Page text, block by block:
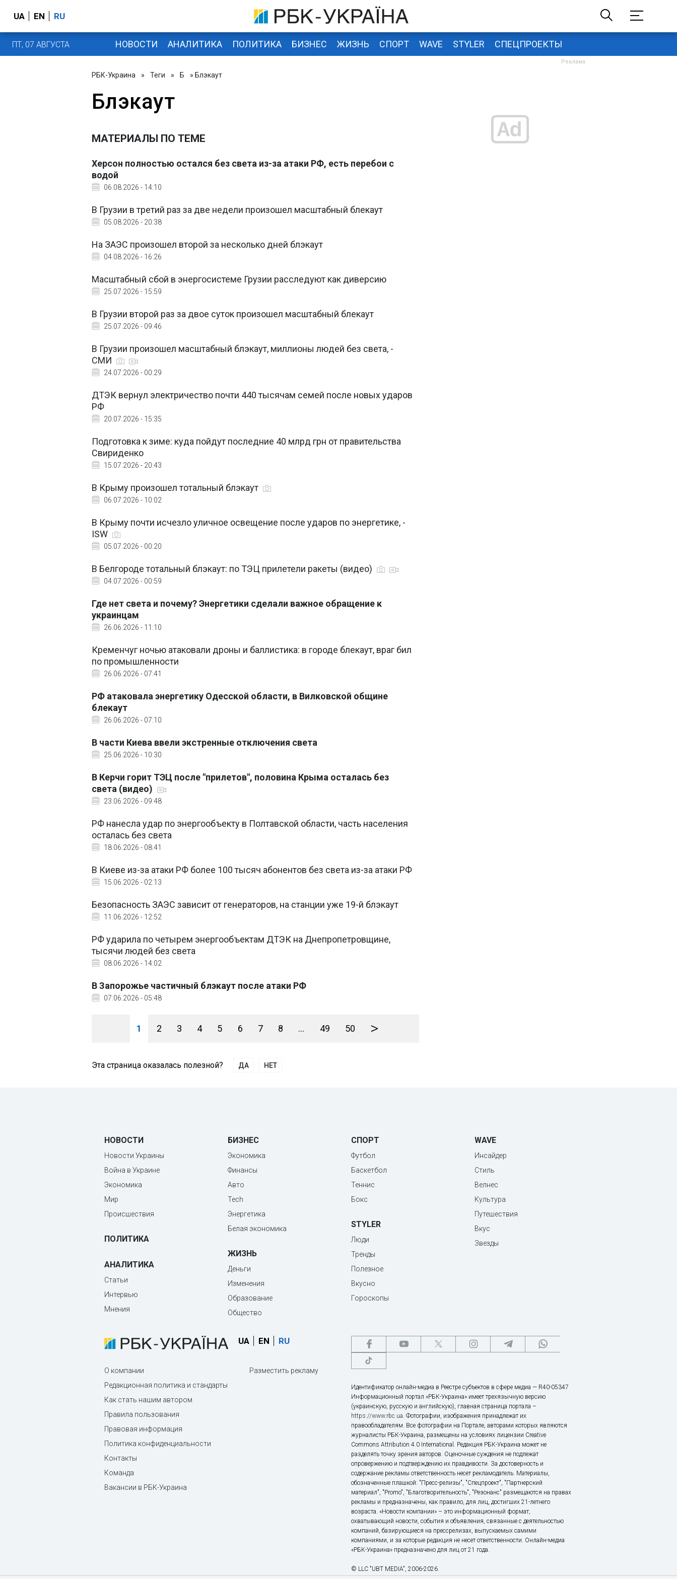
UA EN RU
ПТ, 07 АВГУСТА НОВОСТИ АНАЛИТИКА ПОЛИТИКА БИЗНЕС ЖИЗНЬ СПОРТ WAVE STYLER СПЕЦПРОЕКТЫ
РБК-Украина » Теги » Б » Блэкаут
Блэкаут
МАТЕРИАЛЫ ПО ТЕМЕ
Херсон полностью остался без света из-за атаки РФ, есть перебои с
водой
06.08.2026 - 14:10
В Грузии в третий раз за две недели произошел масштабный блекаут
05.08.2026 - 20:38
На ЗАЭС произошел второй за несколько дней блэкаут
04.08.2026 - 16:26
Масштабный сбой в энергосистеме Грузии расследуют как диверсию
25.07.2026 - 15:59
В Грузии второй раз за двое суток произошел масштабный блекаут
25.07.2026 - 09:46
В Грузии произошел масштабный блэкаут, миллионы людей без света, -
СМИ
24.07.2026 - 00:29
ДТЭК вернул электричество почти 440 тысячам семей после новых ударов
РФ
20.07.2026 - 15:35
Подготовка к зиме: куда пойдут последние 40 млрд грн от правительства
Свириденко
15.07.2026 - 20:43
В Крыму произошел тотальный блэкаут
06.07.2026 - 10:02
В Крыму почти исчезло уличное освещение после ударов по энергетике, -
ISW
05.07.2026 - 00:20
В Белгороде тотальный блэкаут: по ТЭЦ прилетели ракеты (видео)
04.07.2026 - 00:59
Где нет света и почему? Энергетики сделали важное обращение к
украинцам
26.06.2026 - 11:10
Кременчуг ночью атаковали дроны и баллистика: в городе блекаут, враг бил
по промышленности
26.06.2026 - 07:41
РФ атаковала энергетику Одесской области, в Вилковской общине
блекаут
26.06.2026 - 07:10
В части Киева ввели экстренные отключения света
25.06.2026 - 10:30
В Керчи горит ТЭЦ после "прилетов", половина Крыма осталась без
света (видео)
23.06.2026 - 09:48
РФ нанесла удар по энергообъекту в Полтавской области, часть населения
осталась без света
18.06.2026 - 08:41
В Киеве из-за атаки РФ более 100 тысяч абонентов без света из-за атаки РФ
15.06.2026 - 02:13
Безопасность ЗАЭС зависит от генераторов, на станции уже 19-й блэкаут
11.06.2026 - 12:52
РФ ударила по четырем энергообъектам ДТЭК на Днепропетровщине,
тысячи людей без света
08.06.2026 - 14:02
В Запорожье частичный блэкаут после атаки РФ
07.06.2026 - 05:48
1 2 3 4 5 6 7 8 ... 49 50 >
Эта страница оказалась полезной? ДА НЕТ
НОВОСТИ
Новости Украины
Война в Украине
Экономика
Мир
Происшествия
ПОЛИТИКА
АНАЛИТИКА
Статьи
Интервью
Мнения
БИЗНЕС
Экономика
Финансы
Авто
Tech
Энергетика
Белая экономика
ЖИЗНЬ
Деньги
Изменения
Образование
Общество
СПОРТ
Футбол
Баскетбол
Теннис
Бокс
STYLER
Люди
Тренды
Полезное
Вкусно
Гороскопы
WAVE
Инсайдер
Стиль
Велнес
Культура
Путешествия
Вкус
Звезды
UA EN RU
О компании
Редакционная политика и стандарты
Как стать нашим автором
Правила пользования
Правовая информация
Политика конфиденциальности
Контакты
Команда
Вакансии в РБК-Украина
Разместить рекламу
Идентификатор онлайн-медиа в Реестре субъектов в сфере медиа — R40-05347
Информационный портал «РБК-Украина» имеет трехязычную версию
(украинскую, русскую и английскую), главная страница портала –
https://www.rbc.ua. Фотографии, изображения принадлежат их
правообладателям. Все фотографии на Портале, авторами которых являются
журналисты РБК-Украина, размещены на условиях лицензии Creative
Commons Attribution 4.0 International. Редакция РБК-Украина может не
разделять точку зрения авторов. Оценочные суждения не подлежат
опровержению и подтверждению их правдивости. За достоверность и
содержание рекламы ответственность несет рекламодатель. Материалы,
обозначенные плашкой: "Пресс-релизы", "Спецпроект", "Партнерский
материал", "Promo", "Благотворительность", "Резонанс" размещаются на правах
рекламы и предназначены, как правило, для лиц, достигших 21-летнего
возраста. «Новости компании» – это информационный формат,
охватывающий новости, события и объявления, связанные с деятельностью
компаний, базирующиеся на прессрелизах, выпускаемых самими
компаниями, и за которые редакция не несет ответственности. Онлайн-медиа
«РБК-Украина» предназначено для лиц от 21 года.
© LLC "UBT MEDIA", 2006-2026.